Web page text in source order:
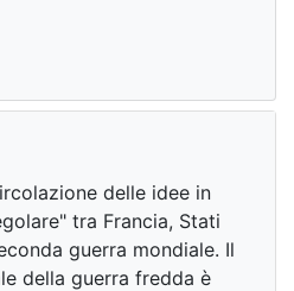
delle idee in
tra Francia, Stati
guerra mondiale. Il
della guerra fredda è